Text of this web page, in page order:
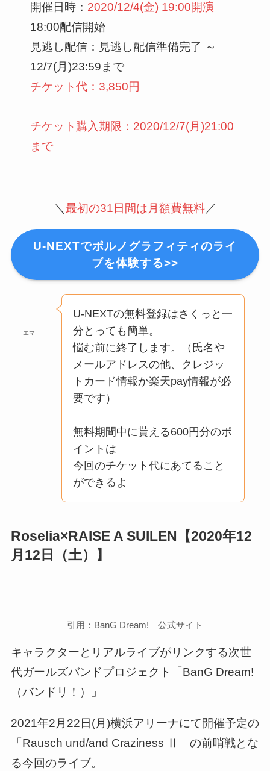
開催日時： 2020/12/4(金) 19:00開演
18:00配信開始
見逃し配信：見逃し配信準備完了 ～
12/7(月)23:59まで
チケット代：3,850円
チケット購入期限：2020/12/7(月)21:00
まで
＼ 最初の31日間は月額費無料／
U-NEXTでポルノグラフィティのライ
ブを体験する>>
エマ
U-NEXTの無料登録はさくっと一
分とっても簡単。
悩む前に終了します。（氏名や
メールアドレスの他、クレジッ
トカード情報か楽天pay情報が必
要です）
無料期間中に貰える600円分のポ
イントは
今回のチケット代にあてること
ができるよ
Roselia×RAISE A SUILEN【2020年12
月12日（土）】
引用：BanG Dream! 公式サイト
キャラクターとリアルライブがリンクする次世
代ガールズバンドプロジェクト「BanG Dream!
（バンドリ！）」
2021年2月22日(月)横浜アリーナにて開催予定の
「Rausch und/and Craziness Ⅱ」の前哨戦とな
る今回のライブ。